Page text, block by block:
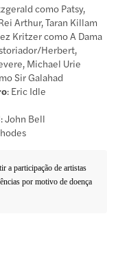
como Patsy,
Arthur, Taran Killam
Kritzer como A Dama
Herbert,
Michael Urie
Sir Galahad
: Eric Idle
: John Bell
a participação de artistas
por motivo de doença